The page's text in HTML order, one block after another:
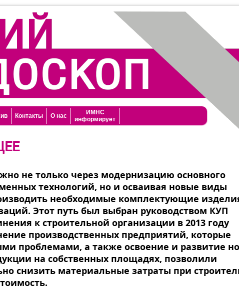
Контакты О нас
ИМНС
информирует
не только через модернизацию основного
технологий, но и осваивая новые виды
необходимые комплектующие
Этот путь был выбран руководством КУП
к строительной организации в 2013 году
производственных предприятий, которые
проблемами, а также освоение и развитие
на собственных площадях, позволили
снизить материальные затраты при